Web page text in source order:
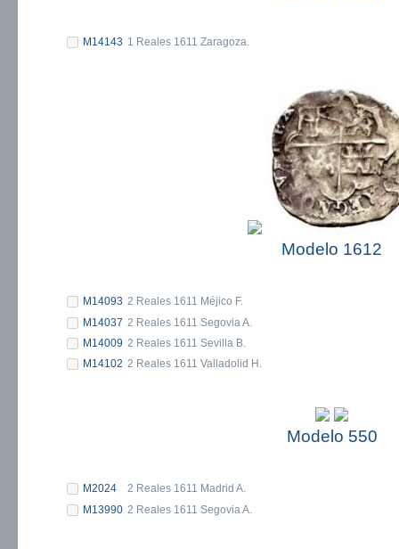
M14143 1 Reales 1611 Zaragoza.
Modelo 1612
M14093 2 Reales 1611 Méjico F.
M14037 2 Reales 1611 Segovia A.
M14009 2 Reales 1611 Sevilla B.
M14102 2 Reales 1611 Valladolid H.
Modelo 550
M2024
2 Reales 1611 Madrid A.
M13990 2 Reales 1611 Segovia A.